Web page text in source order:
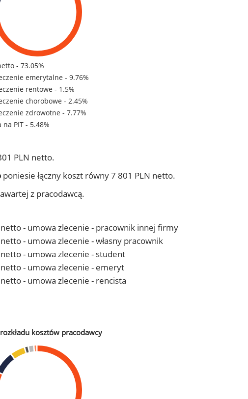
- 73.05%
emerytalne - 9.76%
rentowe - 1.5%
chorobowe - 2.45%
zdrowotne - 7.77%
na PIT - 5.48%
PLN netto.
poniesie łączny koszt równy 7 801 PLN netto.
z pracodawcą.
- umowa zlecenie - pracownik innej firmy
- umowa zlecenie - własny pracownik
- umowa zlecenie - student
- umowa zlecenie - emeryt
- umowa zlecenie - rencista
kosztów pracodawcy